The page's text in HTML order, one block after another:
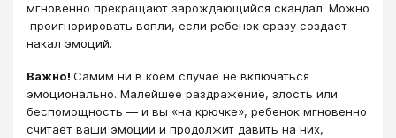
мгновенно прекращают зарождающийся скандал. Можно
проигнорировать вопли, если ребенок сразу создает
накал эмоций.
Важно! Самим ни в коем случае не включаться
эмоционально. Малейшее раздражение, злость или
беспомощность — и вы «на крючке», ребенок мгновенно
считает ваши эмоции и продолжит давить на них,